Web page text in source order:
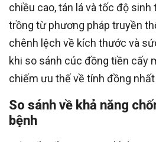
chiều cao, tán lá và tốc độ
trồng từ phương pháp truyền
chênh lệch về kích thước và
khi so sánh cúc đồng tiền cấy
chiếm ưu thế về tính đồng nhất
So sánh về khả năng
bệnh